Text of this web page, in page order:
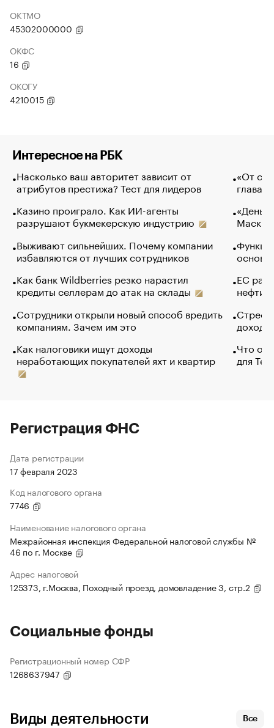
ОКТМО
45302000000
ОКФС
16
ОКОГУ
4210015
Интересное на РБК
Насколько ваш авторитет зависит от
атрибутов престижа? Тест для лидеров
Казино проиграло. Как ИИ-агенты
разрушают букмекерскую индустрию
Выживают сильнейших. Почему компании
избавляются от лучших сотрудников
Как банк Wildberries резко нарастил
кредиты селлерам до атак на склады
Сотрудники открыли новый способ вредить
компаниям. Зачем им это
Как налоговики ищут доходы
неработающих покупателей яхт и квартир
«От
глава
Маск в
основ
ЕС
нефти
Что
для
Регистрация ФНС
Дата регистрации
17 февраля 2023
Код налогового органа
7746
Наименование налогового органа
Межрайонная инспекция Федеральной налоговой службы №
46 по г. Москве
Адрес налоговой
125373, г.Москва, Походный проезд, домовладение 3, стр.2
Социальные фонды
Регистрационный номер СФР
1268637947
Виды деятельности Все